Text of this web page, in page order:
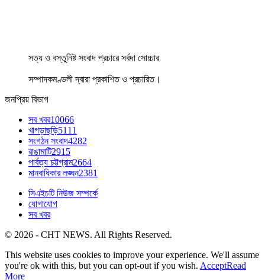
সত্য ও বস্তুনিষ্ট সংবাদ প্রচারে সর্বদা সোচ্চার
সম্পাদকমণ্ডলী দ্বারা প্রকাশিত ও প্রচারিত।
জনপ্রিয় বিভাগ
সব খবর10066
খাগড়াছড়ি5111
সংগঠন সংবাদ4282
রাঙামাটি2915
পার্বত্য চট্টগ্রাম2664
মানবাধিকার লঙ্ঘন2381
সিএইচটি নিউজ সম্পর্কে
যোগাযোগ
সব খবর
© 2026 - CHT NEWS. All Rights Reserved.
This website uses cookies to improve your experience. We'll assume
you're ok with this, but you can opt-out if you wish. AcceptRead
More